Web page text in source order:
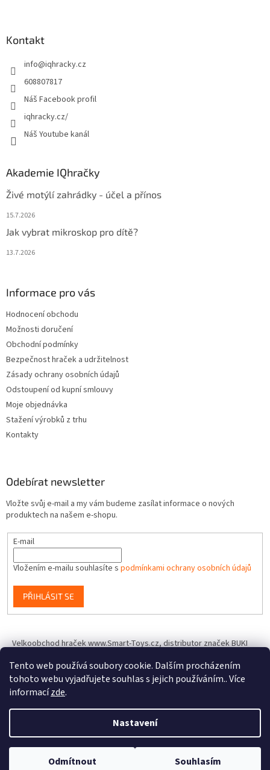
Tento web používá soubory cookie. Dalším procházením
tohoto webu vyjadřujete souhlas s jejich používáním.. Více
informacízde.
Nastavení
Odmítnout Souhlasím
Kontakt
info@iqhracky.cz
608807817
Náš Facebook profil
iqhracky.cz/
Náš Youtube kanál
Akademie IQhračky
Živé motýlí zahrádky - účel a přínos
15.7.2026
Jak vybrat mikroskop pro dítě?
13.7.2026
Informace pro vás
Hodnocení obchodu
Možnosti doručení
Obchodní podmínky
Bezpečnost hraček a udržitelnost
Zásady ochrany osobních údajů
Odstoupení od kupní smlouvy
Moje objednávka
Stažení výrobků z trhu
Kontakty
Odebírat newsletter
Vložte svůj e-mail a my vám budeme zasílat informace o nových
produktech na našem e-shopu.
E-mail
Vložením e-mailu souhlasíte s podmínkami ochrany osobních údajů
PŘIHLÁSIT SE
Velkoobchod hraček www.Smart-Toys.cz, distributor značek BUKI
Copyright 2026IQhracky.cz. Všechna práva vyhrazena.Upravit